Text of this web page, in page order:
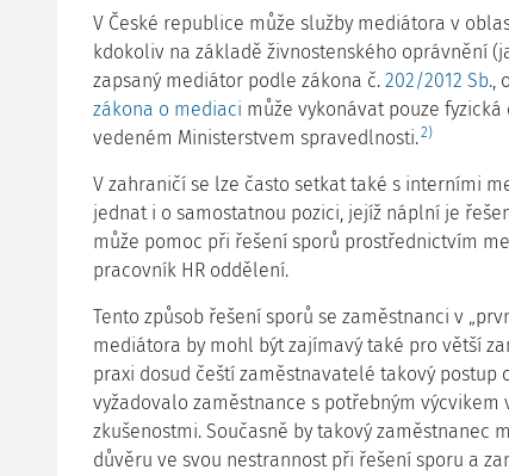
V České republice může služby mediátora v
kdokoliv na základě živnostenského oprávnění
zapsaný mediátor podle zákona č. 202/2012 Sb.,
zákona o mediaci může vykonávat pouze
vedeném Ministerstvem spravedlnosti.2)
V zahraničí se lze často setkat také s interními
jednat i o samostatnou pozici, jejíž náplní je
může pomoc při řešení sporů prostřednictvím
pracovník HR oddělení.
Tento způsob řešení sporů se zaměstnanci v
mediátora by mohl být zajímavý také pro větší
praxi dosud čeští zaměstnavatelé takový
vyžadovalo zaměstnance s potřebným
zkušenostmi. Současně by takový zaměstnanec
důvěru ve svou nestrannost při řešení sporu a